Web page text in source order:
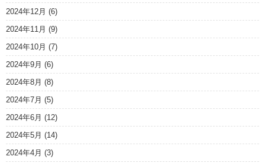
2024年12月 (6)
2024年11月 (9)
2024年10月 (7)
2024年9月 (6)
2024年8月 (8)
2024年7月 (5)
2024年6月 (12)
2024年5月 (14)
2024年4月 (3)